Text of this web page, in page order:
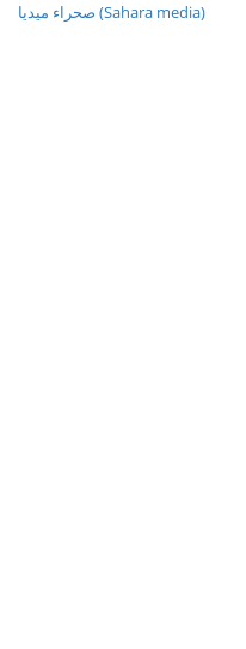
صحراء ميديا (Sahara media)